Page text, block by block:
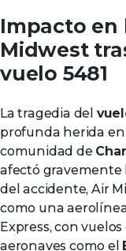
Impacto en
Midwest
vuelo 5481
La tragedia del
profunda herida en
comunidad de
afectó gravemente
del accidente, Air
como una
Express, con
aeronaves como el